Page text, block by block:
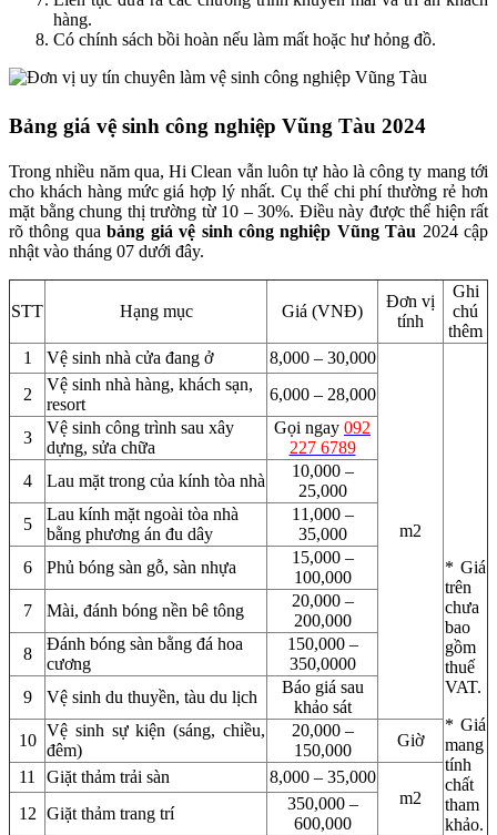
hàng.
Có chính sách bồi hoàn nếu làm mất hoặc hư hỏng đồ.
Bảng giá vệ sinh công nghiệp Vũng Tàu 2024
Trong nhiều năm qua, Hi Clean vẫn luôn tự hào là công ty mang tới
cho khách hàng mức giá hợp lý nhất. Cụ thể chi phí thường rẻ hơn
mặt bằng chung thị trường từ 10 – 30%. Điều này được thể hiện rất
rõ thông quabảng giá vệ sinh công nghiệp Vũng Tàu 2024 cập
nhật vào tháng 07 dưới đây.
STT Hạng mục Giá (VNĐ)
Đơn vị
tính
Ghi
chú
thêm
1
Vệ sinh nhà cửa đang ở 8,000 – 30,000
m2
* Giá
trên
chưa
bao
gồm
thuế
VAT.
* Giá
mang
tính
chất
tham
khảo.
2
Vệ sinh nhà hàng, khách sạn,
resort
6,000 – 28,000
3
Vệ sinh công trình sau xây
dựng, sửa chữa
Gọi ngay 092
227 6789
4
Lau mặt trong của kính tòa nhà
10,000 –
25,000
5
Lau kính mặt ngoài tòa nhà
bằng phương án đu dây
11,000 –
35,000
6
Phủ bóng sàn gỗ, sàn nhựa
15,000 –
100,000
7
Mài, đánh bóng nền bê tông
20,000 –
200,000
8
Đánh bóng sàn bằng đá hoa
cương
150,000 –
350,0000
9
Vệ sinh du thuyền, tàu du lịch
Báo giá sau
khảo sát
10
Vệ sinh sự kiện (sáng, chiều,
đêm)
20,000 –
150,000
Giờ
11
Giặt thảm trải sàn
8,000 – 35,000
m2
12 Giặt thảm trang trí
350,000 –
600,000